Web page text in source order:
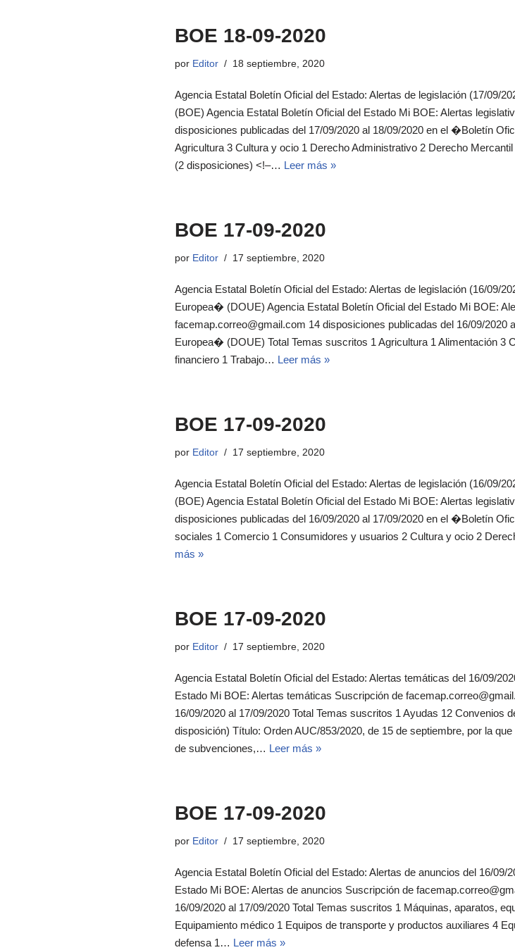
BOE 18-09-2020
por Editor 18 septiembre, 2020
Agencia Estatal Boletín Oficial del Estado: Alertas de legislación (17/09/
(BOE) Agencia Estatal Boletín Oficial del Estado Mi BOE: Alertas
disposiciones publicadas del 17/09/2020 al 18/09/2020 en el �Boletín
Agricultura 3 Cultura y ocio 1 Derecho Administrativo 2 Derecho
(2 disposiciones) <!–… Leer más »
BOE 17-09-2020
por Editor 17 septiembre, 2020
Agencia Estatal Boletín Oficial del Estado: Alertas de legislación (16/09/
Europea� (DOUE) Agencia Estatal Boletín Oficial del Estado Mi BOE:
facemap.correo@gmail.com 14 disposiciones publicadas del 16/09/
Europea� (DOUE) Total Temas suscritos 1 Agricultura 1 Alimentación 3
financiero 1 Trabajo… Leer más »
BOE 17-09-2020
por Editor 17 septiembre, 2020
Agencia Estatal Boletín Oficial del Estado: Alertas de legislación (16/09/
(BOE) Agencia Estatal Boletín Oficial del Estado Mi BOE: Alertas
disposiciones publicadas del 16/09/2020 al 17/09/2020 en el �Boletín
sociales 1 Comercio 1 Consumidores y usuarios 2 Cultura y ocio 2
más »
BOE 17-09-2020
por Editor 17 septiembre, 2020
Agencia Estatal Boletín Oficial del Estado: Alertas temáticas del 16/09/
Estado Mi BOE: Alertas temáticas Suscripción de
16/09/2020 al 17/09/2020 Total Temas suscritos 1 Ayudas 12 Convenios
disposición) Título: Orden AUC/853/2020, de 15 de septiembre, por la
de subvenciones,… Leer más »
BOE 17-09-2020
por Editor 17 septiembre, 2020
Agencia Estatal Boletín Oficial del Estado: Alertas de anuncios del 16/09/
Estado Mi BOE: Alertas de anuncios Suscripción de
16/09/2020 al 17/09/2020 Total Temas suscritos 1 Máquinas, aparatos,
Equipamiento médico 1 Equipos de transporte y productos auxiliares 4
defensa 1… Leer más »